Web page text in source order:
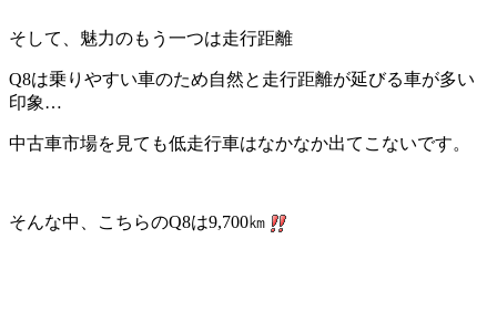
そして、魅力のもう一つは走行距離
Q8は乗りやすい車のため自然と走行距離が延びる車が多い
印象…
中古車市場を見ても低走行車はなかなか出てこないです。
そんな中、こちらのQ8は9,700㎞